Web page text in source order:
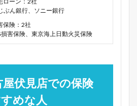
ぶん銀行、ソニー銀行
保険：2社
損害保険、東京海上日動火災保険
屋伏見店での保険
めな人